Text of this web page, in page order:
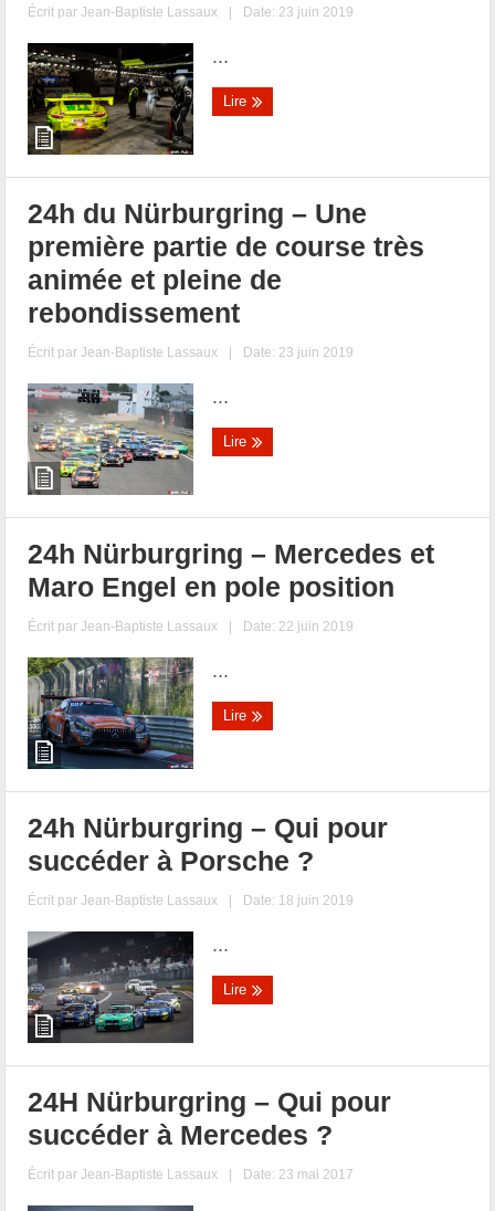
Écrit parJean-Baptiste Lassaux | Date: 23 juin 2019
...
Lire
24h du Nürburgring – Une
première partie de course très
animée et pleine de
rebondissement
Écrit parJean-Baptiste Lassaux | Date: 23 juin 2019
...
Lire
24h Nürburgring – Mercedes et
Maro Engel en pole position
Écrit parJean-Baptiste Lassaux | Date: 22 juin 2019
...
Lire
24h Nürburgring – Qui pour
succéder à Porsche ?
Écrit parJean-Baptiste Lassaux | Date: 18 juin 2019
...
Lire
24H Nürburgring – Qui pour
succéder à Mercedes ?
Écrit parJean-Baptiste Lassaux | Date: 23 mai 2017